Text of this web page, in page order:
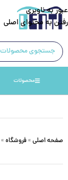
عبور به ناوبری
رفتن به محتوای اصلی
محصولات
صفحه اصلی » فروشگاه »